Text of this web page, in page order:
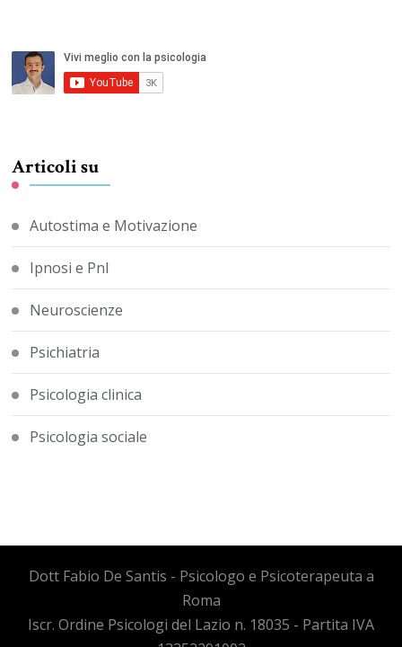
Articoli su
Autostima e Motivazione
Ipnosi e Pnl
Neuroscienze
Psichiatria
Psicologia clinica
Psicologia sociale
Dott Fabio De Santis - Psicologo e Psicoterapeuta a
Roma
Iscr. Ordine Psicologi del Lazio n. 18035 - Partita IVA